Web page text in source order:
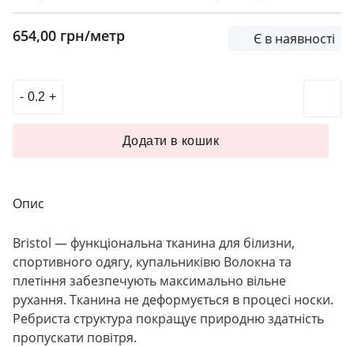
654,00 грн/метр Є в наявності
Опис
Bristol — функціональна тканина для білизни,
спортивного одягу, купальниківю Волокна та
плетіння забезпечують максимально вільне
рухання. Тканина не деформується в процесі носки.
Ребриста структура покращує природню здатність
пропускати повітря.
Тканина рубчик Італія 200 гр/м2 шир.140 см Bristol хакі
Додати в кошик